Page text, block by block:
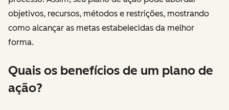
objetivos, recursos, métodos e restrições, mostrando
como alcançar as metas estabelecidas da melhor
forma.
Quais os benefícios de um plano de
ação?